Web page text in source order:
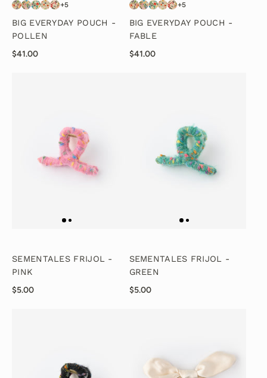
+5
BIG EVERYDAY POUCH -
POLLEN
$41.00
+5
BIG EVERYDAY POUCH -
FABLE
$41.00
SEMENTALES FRIJOL -
PINK
$5.00
SEMENTALES FRIJOL -
GREEN
$5.00